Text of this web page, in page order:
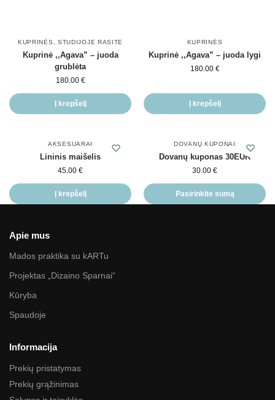
KUPRINĖS STUDIJOJE RASITE
Kuprinė ,,Agava” – juoda
grublėta
180.00 €
Į krepšelį
KUPRINĖS
Kuprinė ,,Agava” – juoda lygi
180.00 €
Į krepšelį
AKSESUARAI
Lininis maišelis
45.00 €
Į krepšelį
DOVANŲ KUPONAI
Dovanų kuponas 30EUR
30.00 €
Pasirinkite sumą
Apie mus
Mados praktika su kARTu
Projektas „Dizaino Sparnai“
Kūryba
Spaudoje
Informacija
Prekių pristatymas
Prekių grąžinimas